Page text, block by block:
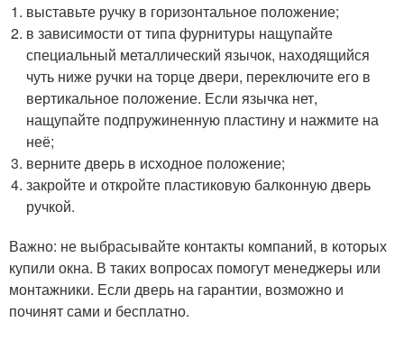
выставьте ручку в горизонтальное положение;
в зависимости от типа фурнитуры нащупайте
специальный металлический язычок, находящийся
чуть ниже ручки на торце двери, переключите его в
вертикальное положение. Если язычка нет,
нащупайте подпружиненную пластину и нажмите на
неё;
верните дверь в исходное положение;
закройте и откройте пластиковую балконную дверь
ручкой.
Важно: не выбрасывайте контакты компаний, в которых
купили окна. В таких вопросах помогут менеджеры или
монтажники. Если дверь на гарантии, возможно и
починят сами и бесплатно.